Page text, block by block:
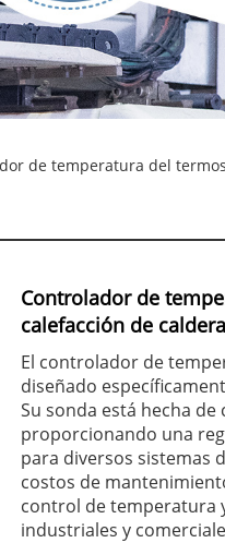
de temperatura del
Controlador de
calefacción de
El controlador de
diseñado
Su sonda está hecha
proporcionando una
para diversos sistemas
costos de
control de temperatura
industriales y